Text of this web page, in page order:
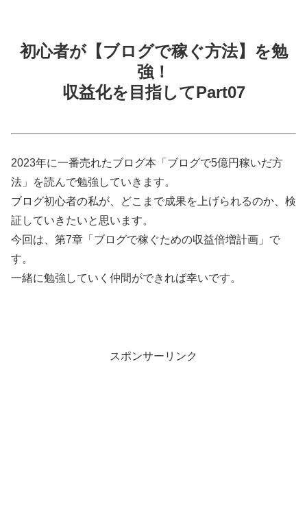
初心者が【ブログで稼ぐ方法】を勉
強！
収益化を目指してPart07
2023年に一番売れたブログ本「ブログで5億円稼いだ方
法」を読んで勉強していきます。
ブログ初心者の私が、どこまで成果を上げられるのか、検
証していきたいと思います。
今回は、第7章「ブログで稼ぐための収益倍増計画」で
す。
一緒に勉強していく仲間ができれば幸いです。
スポンサーリンク